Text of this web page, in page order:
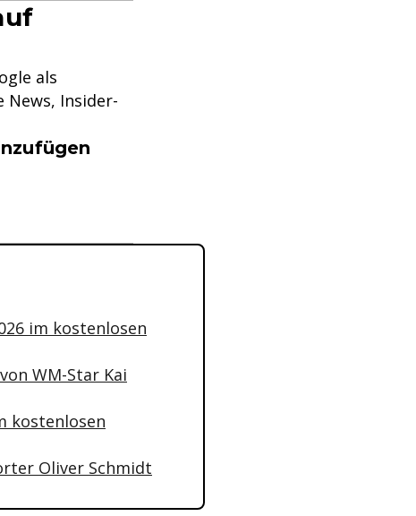
als
News, Insider-
im kostenlosen
WM-Star Kai
kostenlosen
Oliver Schmidt